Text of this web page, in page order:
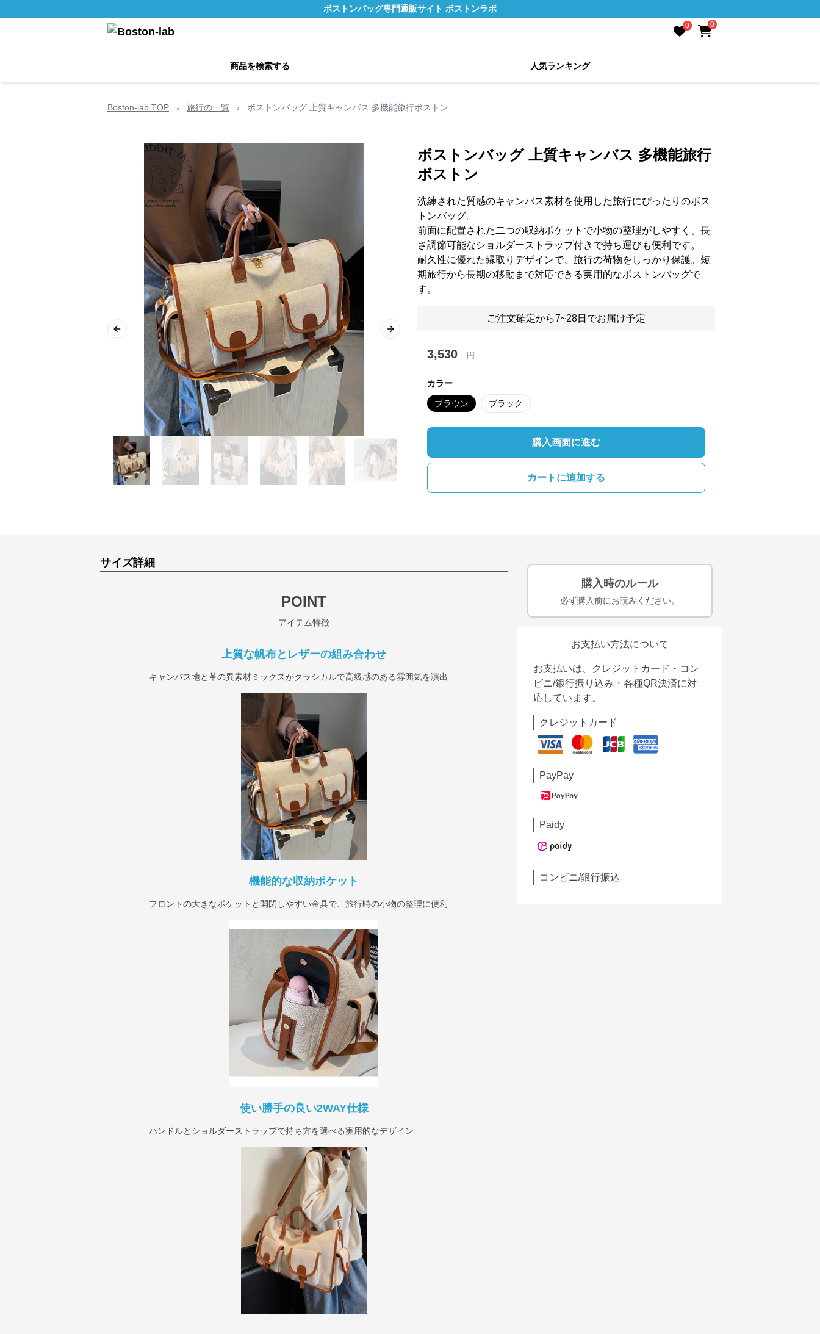
ボストンバッグ専門通販サイト ボストンラボ
0 0
商品を検索する 人気ランキング
Boston-lab TOP › 旅行の一覧 › ボストンバッグ 上質キャンバス 多機能旅行ボストン
Previous slide Next slide
ボストンバッグ 上質キャンバス 多機能旅行
ボストン
洗練された質感のキャンバス素材を使用した旅行にぴったりのボス
トンバッグ。
前面に配置された二つの収納ポケットで小物の整理がしやすく、長
さ調節可能なショルダーストラップ付きで持ち運びも便利です。
耐久性に優れた縁取りデザインで、旅行の荷物をしっかり保護。短
期旅行から長期の移動まで対応できる実用的なボストンバッグで
す。
ご注文確定から7~28日でお届け予定
3,530 円
カラー
ブラウン ブラック
購入画面に進む
カートに追加する
サイズ詳細
POINT
アイテム特徴
上質な帆布とレザーの組み合わせ
キャンバス地と革の異素材ミックスがクラシカルで高級感のある雰囲気を演出
機能的な収納ポケット
フロントの大きなポケットと開閉しやすい金具で、旅行時の小物の整理に便利
使い勝手の良い2WAY仕様
ハンドルとショルダーストラップで持ち方を選べる実用的なデザイン
購入時のルール
必ず購入前にお読みください。
お支払い方法について
お支払いは、クレジットカード・コン
ビニ/銀行振り込み・各種QR決済に対
応しています。
クレジットカード
PayPay
Paidy
コンビニ/銀行振込